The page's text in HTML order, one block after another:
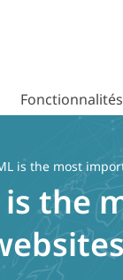
Fonctionnalités
is the most
is